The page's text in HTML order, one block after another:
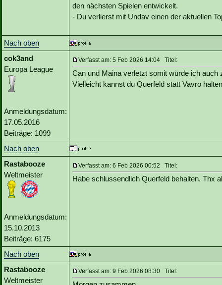
den nächsten Spielen entwickelt.
- Du verlierst mit Undav einen der aktuellen
Nach oben
cok3and
Europa League
Anmeldungsdatum:
17.05.2016
Beiträge: 1099
Verfasst am: 5 Feb 2026 14:04 Titel:
Can und Maina verletzt somit würde ich auch
Vielleicht kannst du Querfeld statt Vavro
Nach oben
Rastabooze
Weltmeister
Anmeldungsdatum:
15.10.2013
Beiträge: 6175
Verfasst am: 6 Feb 2026 00:52 Titel:
Habe schlussendlich Querfeld behalten. Thx
Nach oben
Rastabooze
Weltmeister
Verfasst am: 9 Feb 2026 08:30 Titel: